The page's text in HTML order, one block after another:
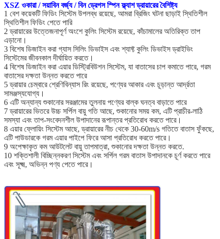
XSZ ওকারা / সয়াবিন বর্জ্য / বিন ড্রেগস স্পিন ফ্ল্যাশ ড্রায়ারের বৈশিষ্ট্য
1 বেশ কয়েকটি ফিডিং সিস্টেম উপলব্ধ রয়েছে, আমরা ব্রিজিং ঘটনা ছাড়াই স্থিতিশীল
স্থিতিশীল ফিডিং পেতে পারি
2 ড্রায়ারের উত্তেজনাপূর্ণ অংশে কুলিং সিস্টেম রয়েছে, কাঁচামালের অতিরিক্ত তাপ
এড়ানো।
3 বিশেষ ডিজাইন করা গ্যাস সিলিং ডিভাইস এবং শ্যাফ্ট কুলিং ডিভাইস ড্রাইভিং
সিস্টেমের জীবনকাল দীর্ঘায়িত করতে।
4 বিশেষ ডিজাইন করা এয়ার ডিস্ট্রিবিউশন সিস্টেম, যা বাতাসের চাপ কমাতে পারে, গরম
বাতাসের দক্ষতা উন্নত করতে পারে
5 ড্রায়ার চেম্বারে শ্রেণিবিন্যাস রিং রয়েছে, পণ্যের আকার এবং চূড়ান্ত আর্দ্রতা
সামঞ্জস্যযোগ্য।
6 এটি অন্যান্য শুকানোর সরঞ্জামের তুলনায় পণ্যের বাল্ক ঘনত্ব বাড়াতে পারে
7 ড্রায়ারের ভিতরে উচ্চ সর্পিল বায়ু গতি আছে, শুকানোর সময় কম, এটি প্রাচীর-লাঠি
সমস্যা এবং তাপ-সংবেদনশীল উপাদানের রূপান্তর প্রতিরোধ করতে পারে।
8 এয়ার ফ্লোয়িং সিস্টেম আছে, ড্রায়ারের নীচ থেকে 30-60m/s গতিতে বাতাস ফুঁকছে,
এটি পাউডারকে গরম এয়ার পাইপে ফিরে আসা প্রতিরোধ করতে পারে।
9 অপেক্ষাকৃত কম আউটলেট বায়ু তাপমাত্রা, শুকানোর দক্ষতা উন্নত করতে.
10 শক্তিশালী বিচ্ছিন্নকরণ সিস্টেম এবং সর্পিল গরম বাতাস উপাদানকে চূর্ণ করতে পারে
এবং সূক্ষ্ম, অভিন্ন পণ্য পেতে পারে।